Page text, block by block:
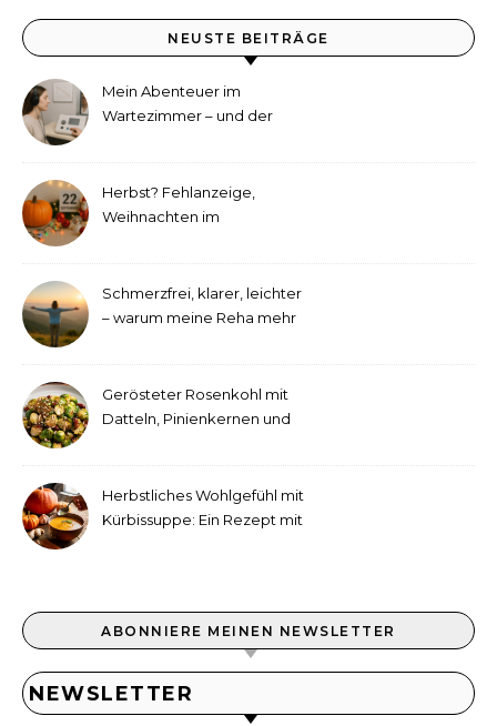
NEUSTE BEITRÄGE
Mein Abenteuer im
Wartezimmer – und der
Herbst? Fehlanzeige,
Weihnachten im
Schmerzfrei, klarer, leichter
– warum meine Reha mehr
Gerösteter Rosenkohl mit
Datteln, Pinienkernen und
Herbstliches Wohlgefühl mit
Kürbissuppe: Ein Rezept mit
ABONNIERE MEINEN NEWSLETTER
NEWSLETTER